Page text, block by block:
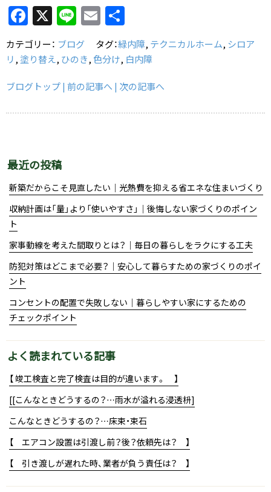
F
a
c
e
b
o
X Li
n
e
E
m
ai
l
有
カテゴリー： ブログ タグ：緑内障, テクニカルホーム, シロア
リ, 塗り替え, ひのき, 色分け, 白内障
ブログトップ| 前の記事へ | 次の記事へ
最近の投稿
新築だからこそ見直したい｜光熱費を抑える省エネな住まいづくり
収納計画は「量」より「使いやすさ」｜後悔しない家づくりのポイン
ト
家事動線を考えた間取りとは？｜毎日の暮らしをラクにする工夫
防犯対策はどこまで必要？｜安心して暮らすための家づくりのポイ
ント
コンセントの配置で失敗しない｜暮らしやすい家にするための
チェックポイント
よく読まれている記事
【 竣工検査と完了検査は目的が違います。 】
[[こんなときどうするの？…雨水が溢れる浸透枡]
こんなときどうするの？…床束・束石
【 エアコン設置は引渡し前？後？依頼先は？ 】
【 引き渡しが遅れた時、業者が負う責任は？ 】